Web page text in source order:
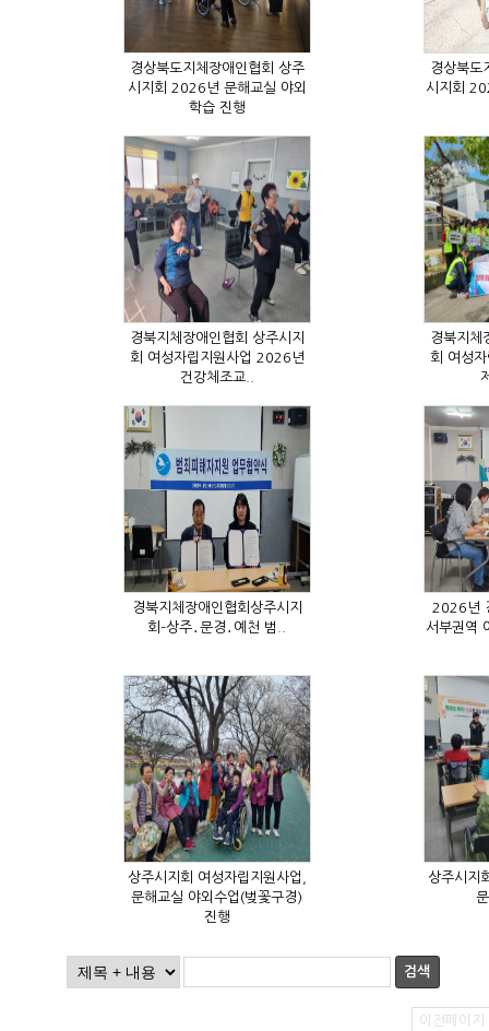
학습 진행
건강체조교..
회–상주․문경․예천 범..
진행
검색
이전페이지